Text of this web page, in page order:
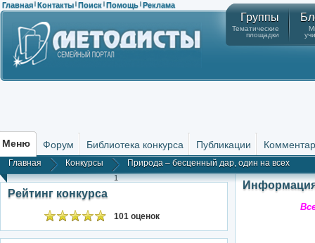
Главная | Контакты | Поиск | Помощь | Реклама
Группы
Тематические
площадки
Меню Форум Библиотека конкурса Публикации
Главная Конкурсы Природа – бесценный дар, один на всех
1
Рейтинг конкурса
101 оценок